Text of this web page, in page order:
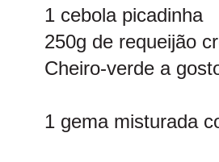
1 cebola picadinha
250g de requeijão
Cheiro-verde a
1 gema misturada